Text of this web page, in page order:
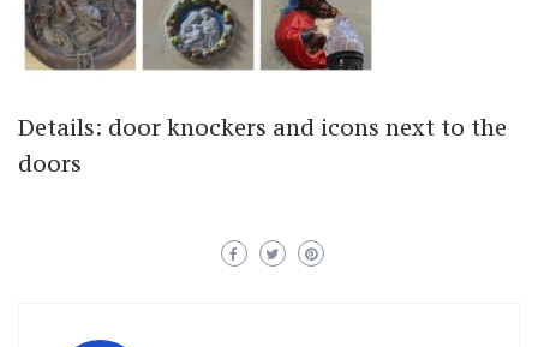
Details: door knockers and icons next to the
doors